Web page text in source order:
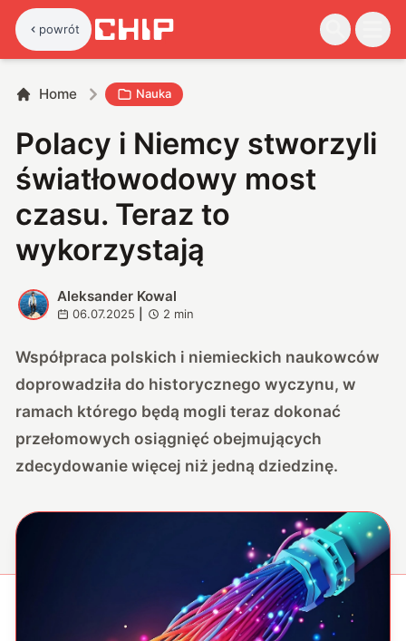
powrót
Home Nauka
Polacy i Niemcy stworzyli
światłowodowy most
czasu. Teraz to
wykorzystają
A
Aleksander Kowal
06.07.2025 2 min
Współpraca polskich i niemieckich naukowców
doprowadziła do historycznego wyczynu, w
ramach którego będą mogli teraz dokonać
przełomowych osiągnięć obejmujących
zdecydowanie więcej niż jedną dziedzinę.